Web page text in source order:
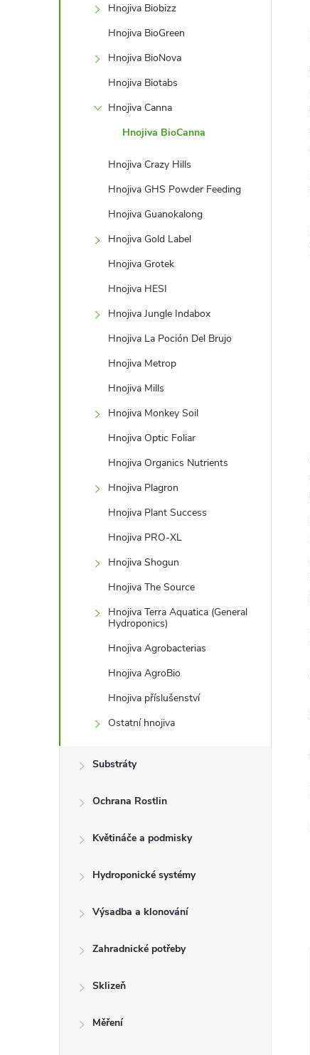
Hnojiva Biobizz
Hnojiva BioGreen
Hnojiva BioNova
Hnojiva Biotabs
Hnojiva Canna
Hnojiva BioCanna
Hnojiva Crazy Hills
Hnojiva GHS Powder Feeding
Hnojiva Guanokalong
Hnojiva Gold Label
Hnojiva Grotek
Hnojiva HESI
Hnojiva Jungle Indabox
Hnojiva La Poción Del Brujo
Hnojiva Metrop
Hnojiva Mills
Hnojiva Monkey Soil
Hnojiva Optic Foliar
Hnojiva Organics Nutrients
Hnojiva Plagron
Hnojiva Plant Success
Hnojiva PRO-XL
Hnojiva Shogun
Hnojiva The Source
Hnojiva Terra Aquatica (General
Hydroponics)
Hnojiva Agrobacterias
Hnojiva AgroBio
Hnojiva příslušenství
Ostatní hnojiva
Substráty
Ochrana Rostlin
Květináče a podmisky
Hydroponické systémy
Výsadba a klonování
Zahradnické potřeby
Sklizeň
Měření